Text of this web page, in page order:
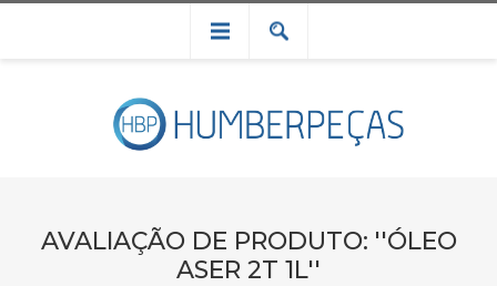
AVALIAÇÃO DE PRODUTO:
ÓLEO
ASER 2T 1L